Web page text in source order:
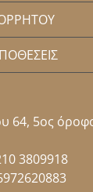
64, 5ος
3809918